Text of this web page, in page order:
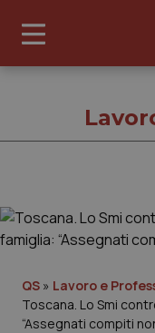
Governo e
QS » Lavoro e
Toscana. Lo Smi
“Assegnati compiti